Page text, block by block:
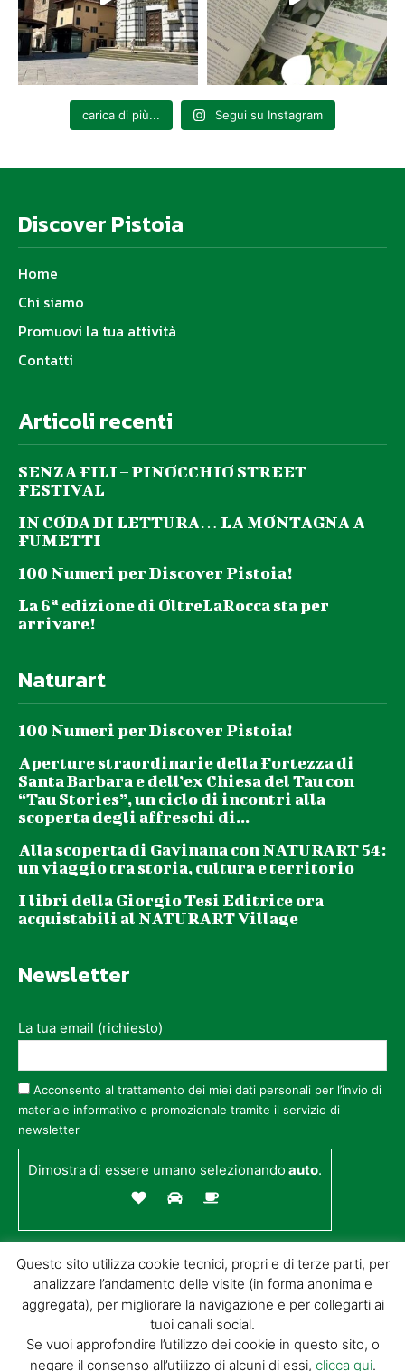
carica di più... Segui su Instagram
Discover Pistoia
Home
Chi siamo
Promuovi la tua attività
Contatti
Articoli recenti
SENZA FILI – PINOCCHIO STREET
FESTIVAL
IN CODA DI LETTURA… LA MONTAGNA A
FUMETTI
100 Numeri per Discover Pistoia!
La 6ª edizione di OltreLaRocca sta per
arrivare!
Naturart
100 Numeri per Discover Pistoia!
Aperture straordinarie della Fortezza di
Santa Barbara e dell’ex Chiesa del Tau con
“Tau Stories”, un ciclo di incontri alla
scoperta degli affreschi di...
Alla scoperta di Gavinana con NATURART 54:
un viaggio tra storia, cultura e territorio
I libri della Giorgio Tesi Editrice ora
acquistabili al NATURART Village
Newsletter
La tua email (richiesto)
Acconsento al trattamento dei miei dati personali per l’invio di
materiale informativo e promozionale tramite il servizio di
newsletter
Dimostra di essere umano selezionandoauto.
Questo sito utilizza cookie tecnici, propri e di terze parti, per
analizzare l’andamento delle visite (in forma anonima e
aggregata), per migliorare la navigazione e per collegarti ai
tuoi canali social.
Se vuoi approfondire l’utilizzo dei cookie in questo sito, o
negare il consenso all’utilizzo di alcuni di essi, clicca qui.